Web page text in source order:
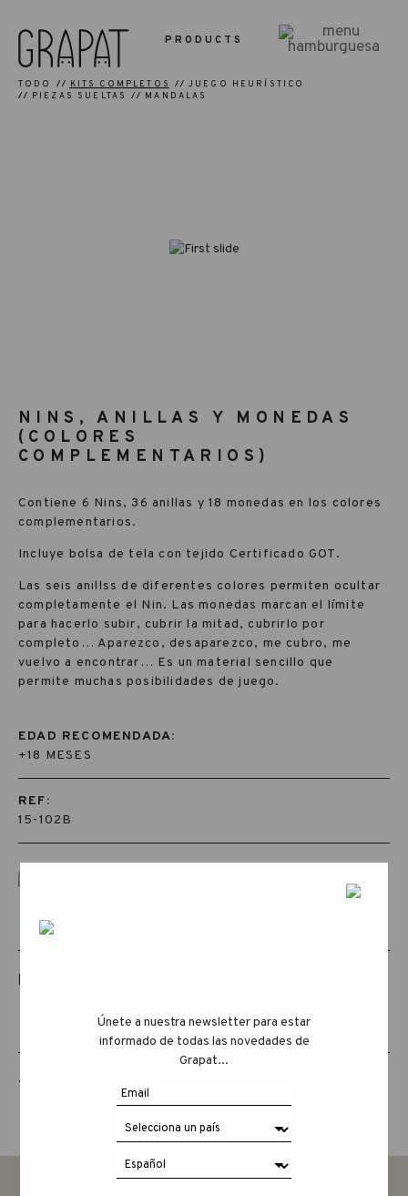
PRODUCTS
TODO KITS COMPLETOS
JUEGO HEURÍSTICO
PIEZAS SUELTAS
MANDALAS
NINS, ANILLAS Y MONEDAS
(COLORES
COMPLEMENTARIOS)
Contiene 6 Nins, 36 anillas y 18 monedas en los colores
complementarios.
Incluye bolsa de tela con tejido Certificado GOT.
Las seis anillss de diferentes colores permiten ocultar
completamente el Nin. Las monedas marcan el límite
para hacerlo subir, cubrir la mitad, cubrirlo por
completo… Aparezco, desaparezco, me cubro, me
vuelvo a encontrar… Es un material sencillo que
permite muchas posibilidades de juego.
EDAD RECOMENDADA:
+18 MESES
REF:
15-102B
PRODUCTOS RELACIONADOS
THE ANIMAL CREW
Únete a nuestra newsletter para estar
informado de todas las novedades de
Grapat...